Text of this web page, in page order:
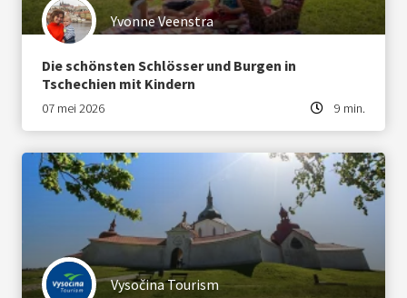
Yvonne Veenstra
Die schönsten Schlösser und Burgen in
Tschechien mit Kindern
07 mei 2026 9 min.
Vysočina Tourism